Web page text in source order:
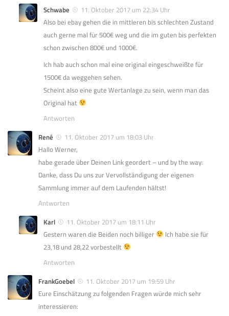
Schwabe
11. Oktober 2017 um 22:34 Uhr
Also bei ebay gehen die in mittleren bis schlechten Zustand
auch gerne mal für 500€ weg und die im guten bis perfekten
schon zwischen 800€ und 1000€.
Ich hab auch schon mal eine original eingeschweißte für
1500€ da weggehen sehen.
Scheint also eine gute Wertanlage zu sein, wenn man das
Original hat
Antworten
René
11. Oktober 2017 um 18:03 Uhr
Hallo Werner,
habe gerade über Deinen Link geordert – und by the way:
Danke, dass Du uns zur Vervollständigung der eigenen
Sammlung immer auf dem Laufenden hältst!
Antworten
Karl
11. Oktober 2017 um 18:11 Uhr
Gestern waren die Beiden noch billiger
Ich habe sie für
23,18 und 28,22 vorbestellt
Antworten
FrankGoebel
11. Oktober 2017 um 19:59 Uhr
Eure Einschätzung zu folgenden Fragen würde mich sehr
interessieren: